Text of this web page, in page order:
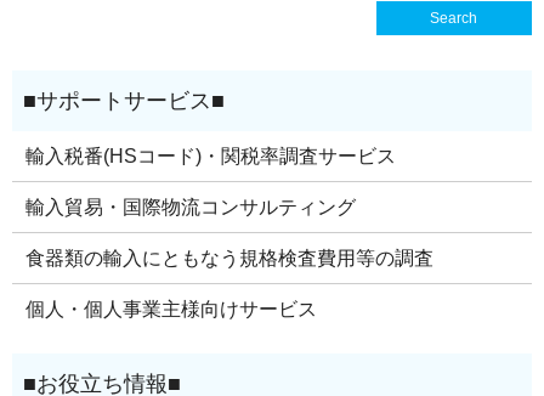
輸入税番(HSコード)・関税率調査サービス
輸入貿易・国際物流コンサルティング
食器類の輸入にともなう規格検査費用等の調査
個人・個人事業主様向けサービス